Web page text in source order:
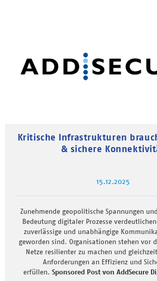
Kritische Infrastrukturen
& sichere
15.12.2025
Zunehmende geopolitische Spannungen
Bedeutung digitaler Prozesse
zuverlässige und unabhängige
geworden sind. Organisationen stehen vor
Netze resilienter zu machen und
Anforderungen an Effizienz und
erfüllen. Sponsored Post von AddSecure